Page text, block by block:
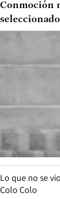
Conmoción
Lo que no se
Colo Colo